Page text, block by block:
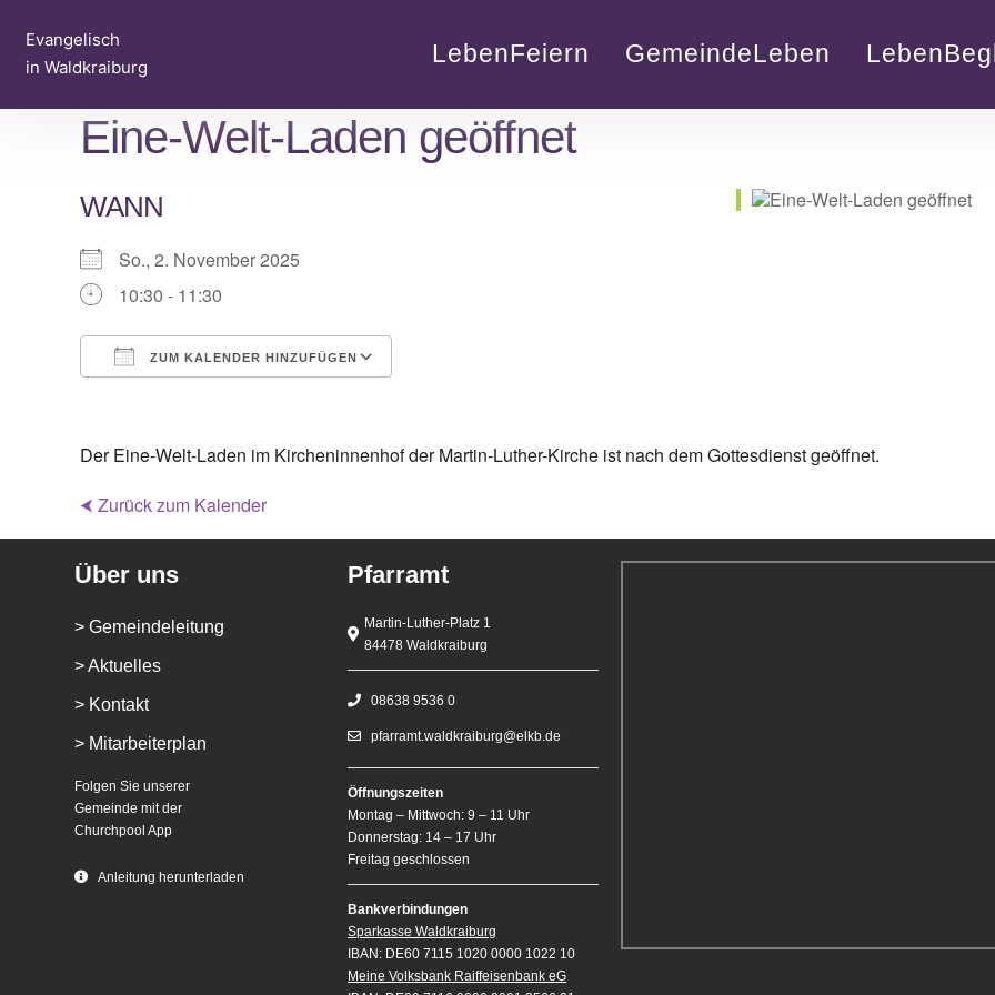
Inhalt
springen
Evangelisch
in Waldkraiburg
LebenFeiern GemeindeLeben
Eine-Welt-Laden geöffnet
WANN
So., 2. November 2025
10:30 - 11:30
ZUM KALENDER HINZUFÜGEN
Der Eine-Welt-Laden im Kircheninnenhof der Martin-Luther-Kirche ist nach dem Gottesdienst geöffnet.
⮜ Zurück zum Kalender
Über uns
> Gemeindeleitung
> Aktuelles
> Kontakt
> Mitarbeiterplan
Folgen Sie unserer
Gemeinde mit der
Churchpool App
Anleitung herunterladen
Pfarramt
Martin-Luther-Platz 1
84478 Waldkraiburg
08638 9536 0
pfarramt.waldkraiburg@elkb.de
Öffnungszeiten
Montag – Mittwoch: 9 – 11 Uhr
Donnerstag: 14 – 17 Uhr
Freitag geschlossen
Bankverbindungen
Sparkasse Waldkraiburg
IBAN: DE60 7115 1020 0000 1022 10
Meine Volksbank Raiffeisenbank eG